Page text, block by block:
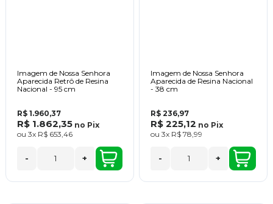
Imagem de Nossa Senhora
Aparecida Retrô de Resina
Nacional - 95 cm
R$ 1.960,37
R$ 1.862,35 no Pix
ou 3x R$ 653,46
- +
Imagem de Nossa Senhora
Aparecida de Resina Nacional
- 38 cm
R$ 236,97
R$ 225,12 no Pix
ou 3x R$ 78,99
- +